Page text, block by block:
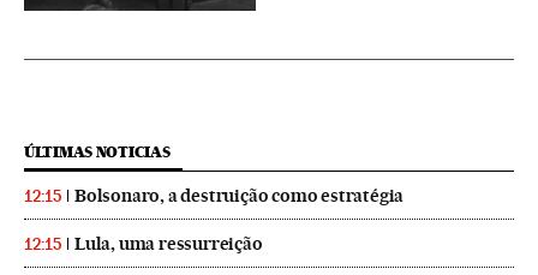
ÚLTIMAS NOTICIAS
12:15 Bolsonaro, a destruição como estratégia
12:15 Lula, uma ressurreição